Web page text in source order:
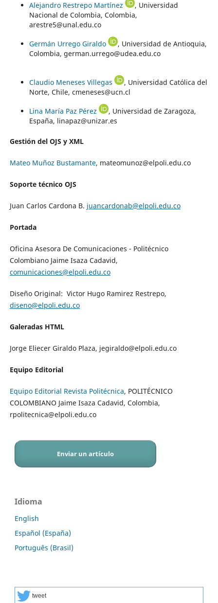
Alejandro Restrepo Martínez
, Universidad
Nacional de Colombia, Colombia,
arestre5@unal.edu.co
Germán Urrego Giraldo
, Universidad de Antioquia,
Colombia, german.urrego@udea.edu.co
Claudio Meneses Villegas
, Universidad Católica del
Norte, Chile, cmeneses@ucn.cl
Lina María Paz Pérez
, Universidad de Zaragoza,
España, linapaz@unizar.es
Gestión del OJS y XML
Mateo Muñoz Bustamante, mateomunoz@elpoli.edu.co
Soporte técnico OJS
Juan Carlos Cardona B. juancardonab@elpoli.edu.co
Portada
Oficina Asesora De Comunicaciones - Politécnico
Colombiano Jaime Isaza Cadavid,
comunicaciones@elpoli.edu.co
Diseño Original: Victor Hugo Ramirez Restrepo,
diseno@elpoli.edu.co
Galeradas HTML
Jorge Eliecer Giraldo Plaza, jegiraldo@elpoli.edu.co
Equipo Editorial
Equipo Editorial Revista Politécnica, POLITÉCNICO
COLOMBIANO Jaime Isaza Cadavid, Colombia,
rpolitecnica@elpoli.edu.co
Enviar un artículo
Idioma
English
Español (España)
Português (Brasil)
tweet